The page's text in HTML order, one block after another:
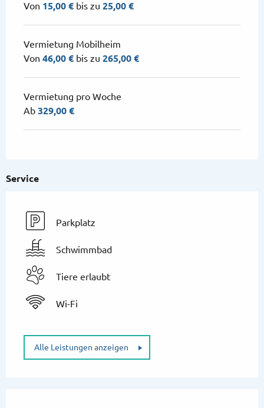
Service
Parkplatz
Schwimmbad
Tiere erlaubt
Wi-Fi
Alle Leistungen anzeigen
Von 15,00 € bis zu 25,00 €
Vermietung Mobilheim
Von 46,00 € bis zu 265,00 €
Vermietung pro Woche
Ab 329,00 €